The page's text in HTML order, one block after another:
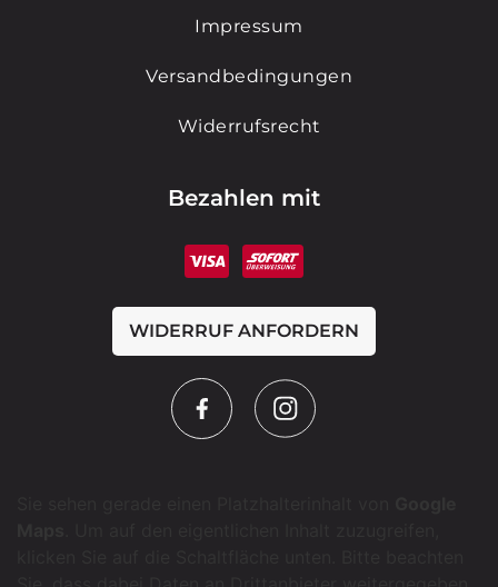
Impressum
Versandbedingungen
Widerrufsrecht
Bezahlen mit
WIDERRUF ANFORDERN